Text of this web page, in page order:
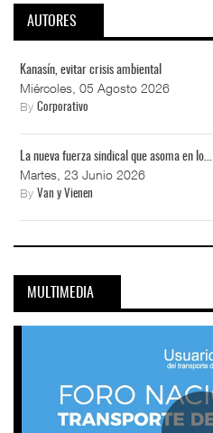
AUTORES
Kanasín, evitar crisis ambiental
Miércoles, 05 Agosto 2026
By Corporativo
La nueva fuerza sindical que asoma en lo...
Martes, 23 Junio 2026
By Van y Vienen
MULTIMEDIA